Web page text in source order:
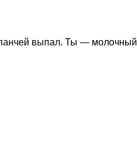
выпал. Ты —